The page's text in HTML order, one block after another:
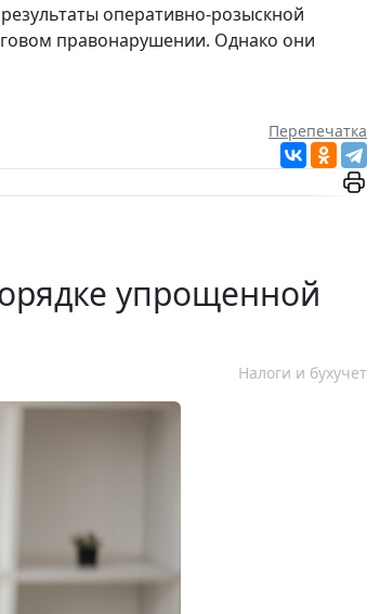
оперативно-розыскной
правонарушении. Однако они
Перепечатка
упрощенной
Налоги и бухучет